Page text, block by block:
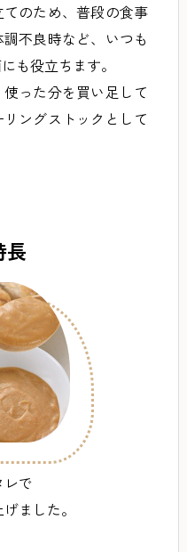
のため、普段の食事
不良時など、いつも
も役立ちます。
った分を買い足して
ングストックとして
長
で
ました。